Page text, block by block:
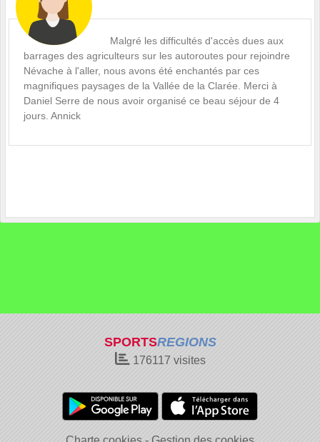
Malgré les difficultés d'accès dues aux
barrages des agriculteurs sur les autoroutes pour rejoindre
Névache à l'aller, nous avons été enchantés par ces
magnifiques paysages de la Vallée de la Clarée. Merci à
Daniel Serre de nous avoir organisé ce beau séjour de 4
jours. Annick
SPORTSREGIONS
176117 visites